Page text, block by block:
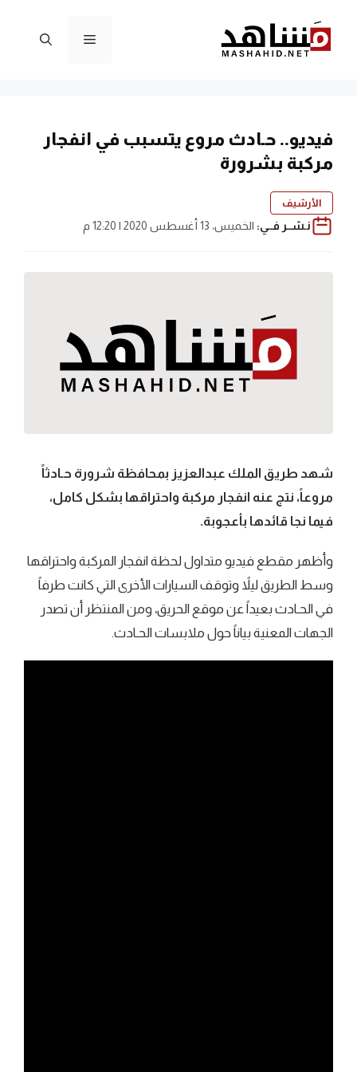
المحتوى
القائمة
فيديو.. حـادث مروع يتسبب في انفجار
مركبة بشرورة
الأرشيف
نـشــر فــي: الخميس، 13 أغسطس 2020 | 12:20 م
شهد طريق الملك عبدالعزيز بمحافظة شرورة حـادثاً
مروعاً، نتج عنه انفجار مركبة واحتراقها بشكل كامل،
فيما نجا قائدها بأعجوبة.
وأظهر مقطع فيديو متداول لحظة انفجار المركبة واحتراقها
وسط الطريق ليلاً وتوقف السيارات الأخرى التي كانت طرفاً
في الحـادث بعيداً عن موقع الحريق، ومن المنتظر أن تصدر
الجهات المعنية بياناً حول ملابسات الحـادث.